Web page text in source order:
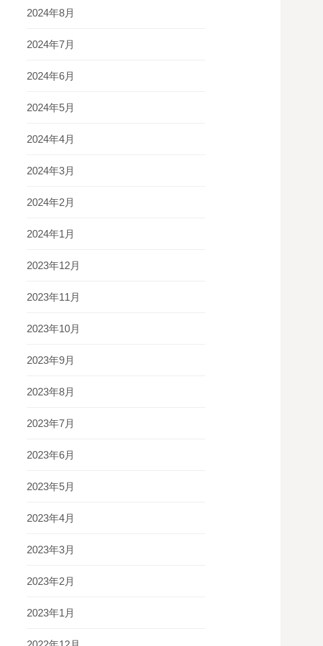
2024年8月
2024年7月
2024年6月
2024年5月
2024年4月
2024年3月
2024年2月
2024年1月
2023年12月
2023年11月
2023年10月
2023年9月
2023年8月
2023年7月
2023年6月
2023年5月
2023年4月
2023年3月
2023年2月
2023年1月